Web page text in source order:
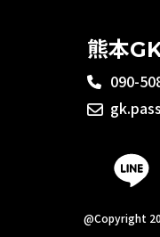
熊本
090-
@Copyright